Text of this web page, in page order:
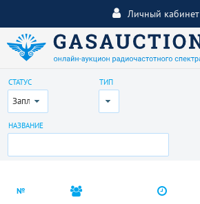
Личный кабинет
СТАТУС
Запланирован
ТИП
Все
НАЗВАНИЕ
№